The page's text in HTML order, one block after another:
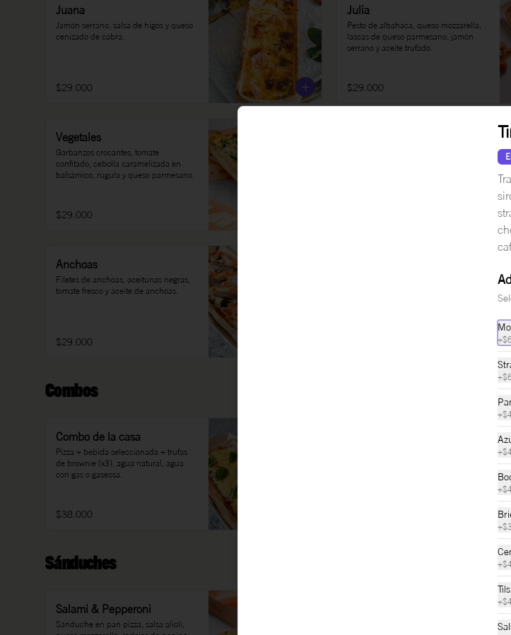
Juana
Jamón serrano, salsa de higos y queso
cenizado de cabra.
$29.000
Julia
Pesto de albahaca, queso mozzarella,
lascas de queso parmesano, jamón
serrano y aceite trufado.
$29.000
Vegetales
Garbanzos crocantes, tomate
confitado, cebolla caramelizada en
balsámico, rúgula y queso parmesano.
$29.000
Anchoas
Filetes de anchoas, aceitunas negras,
tomate fresco y aceite de anchoas.
$29.000
Combos
Combo de la casa
Pizza + bebida seleccionada + trufas
de brownie (x3), agua natural, agua
con gas o gaseosa.
$38.000
Sánduches
Salami & Pepperoni
Sánduche en pan pizza, salsa alioli,
+
+
+
+
+
+
+
+